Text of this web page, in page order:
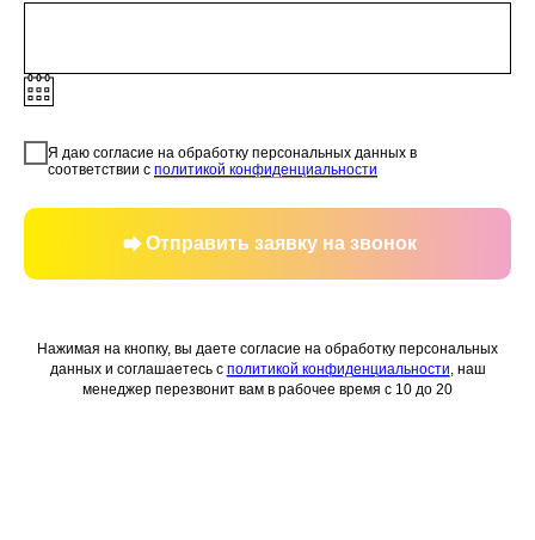
Я даю согласие на обработку персональных данных в
соответствии с политикой конфиденциальности
Отправить заявку на звонок
Нажимая на кнопку, вы даете согласие на обработку персональных
данных и соглашаетесь c политикой конфиденциальности, наш
менеджер перезвонит вам в рабочее время с 10 до 20